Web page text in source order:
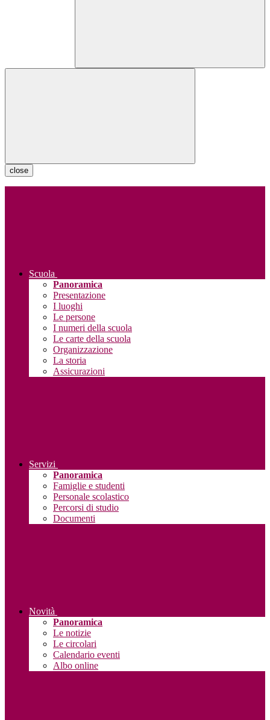
close
Scuola
Panoramica
Presentazione
I luoghi
Le persone
I numeri della scuola
Le carte della scuola
Organizzazione
La storia
Assicurazioni
Servizi
Panoramica
Famiglie e studenti
Personale scolastico
Percorsi di studio
Documenti
Novità
Panoramica
Le notizie
Le circolari
Calendario eventi
Albo online